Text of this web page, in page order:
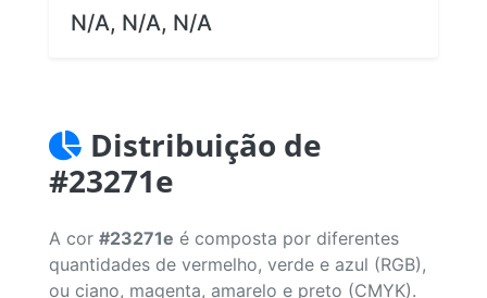
N/A, N/A, N/A
Distribuição de
#23271e
A cor #23271e é composta por diferentes
quantidades de vermelho, verde e azul (RGB),
ou ciano, magenta, amarelo e preto (CMYK).